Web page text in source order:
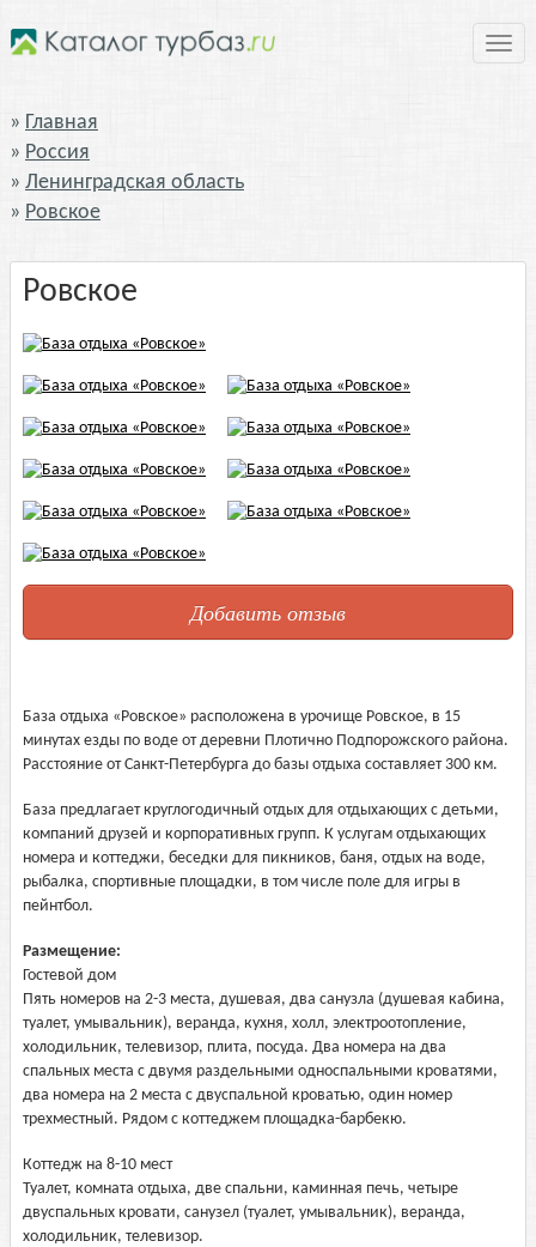
Главная
Россия
Ленинградская область
Ровское
Ровское
Добавить отзыв
База отдыха «Ровское» расположена в урочище Ровское, в 15
минутах езды по воде от деревни Плотично Подпорожского района.
Расстояние от Санкт-Петербурга до базы отдыха составляет 300 км.
База предлагает круглогодичный отдых для отдыхающих с детьми,
компаний друзей и корпоративных групп. К услугам отдыхающих
номера и коттеджи, беседки для пикников, баня, отдых на воде,
рыбалка, спортивные площадки, в том числе поле для игры в
пейнтбол.
Размещение:
Гостевой дом
Пять номеров на 2-3 места, душевая, два санузла (душевая кабина,
туалет, умывальник), веранда, кухня, холл, электроотопление,
холодильник, телевизор, плита, посуда. Два номера на два
спальных места с двумя раздельными односпальными кроватями,
два номера на 2 места с двуспальной кроватью, один номер
трехместный. Рядом с коттеджем площадка-барбекю.
Коттедж на 8-10 мест
Туалет, комната отдыха, две спальни, каминная печь, четыре
двуспальных кровати, санузел (туалет, умывальник), веранда,
холодильник, телевизор.